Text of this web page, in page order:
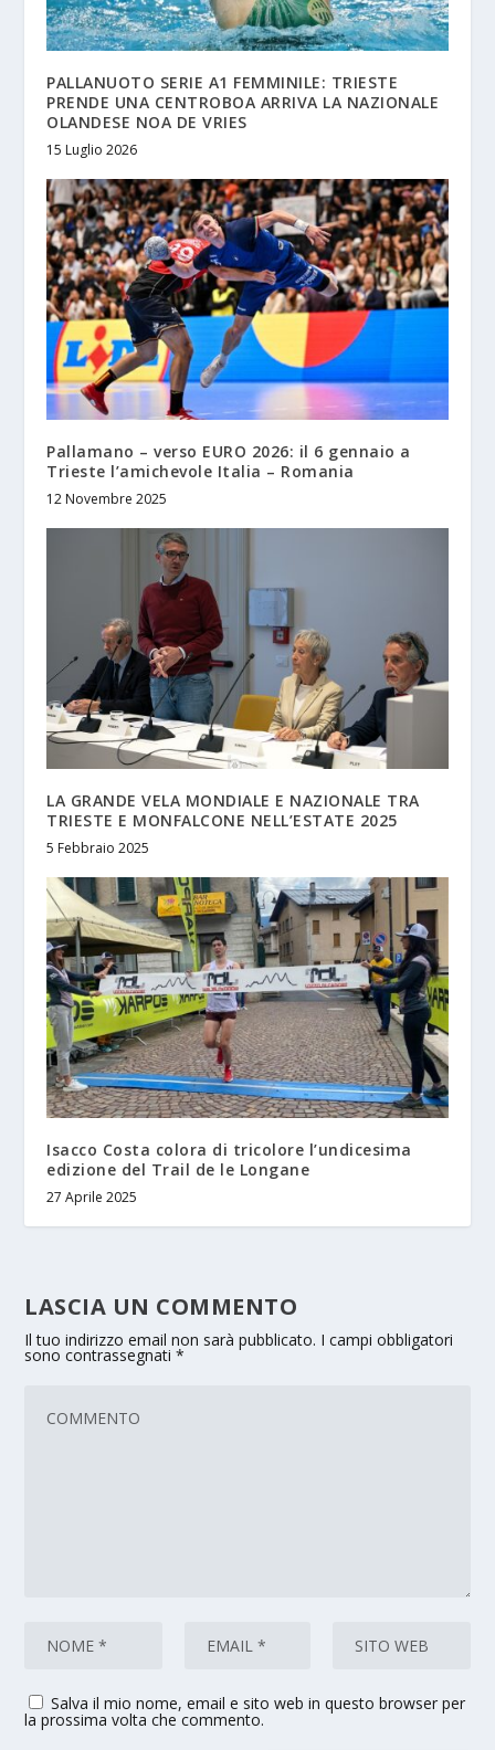
PALLANUOTO SERIE A1 FEMMINILE: TRIESTE
PRENDE UNA CENTROBOA ARRIVA LA NAZIONALE
OLANDESE NOA DE VRIES
15 Luglio 2026
Pallamano – verso EURO 2026: il 6 gennaio a
Trieste l’amichevole Italia – Romania
12 Novembre 2025
LA GRANDE VELA MONDIALE E NAZIONALE TRA
TRIESTE E MONFALCONE NELL’ESTATE 2025
5 Febbraio 2025
Isacco Costa colora di tricolore l’undicesima
edizione del Trail de le Longane
27 Aprile 2025
LASCIA UN COMMENTO
Il tuo indirizzo email non sarà pubblicato. I campi obbligatori
sono contrassegnati*
Salva il mio nome, email e sito web in questo browser per
la prossima volta che commento.